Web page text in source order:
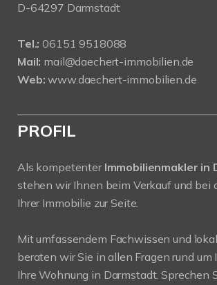
D-64297 Darmstadt
Tel.: 06151 9518088
Mail: mail@daechert-immobilien.de
Web: www.daechert-immobilien.de
PROFIL
Als kompetenter Immobilienmakler in
stehen wir Ihnen beim Verkauf und bei
Ihrer Immobilie zur Seite.
Mit umfassendem Fachwissen und
beraten wir Sie in allen Fragen rund um
Ihre Wohnung in Darmstadt. Sprechen